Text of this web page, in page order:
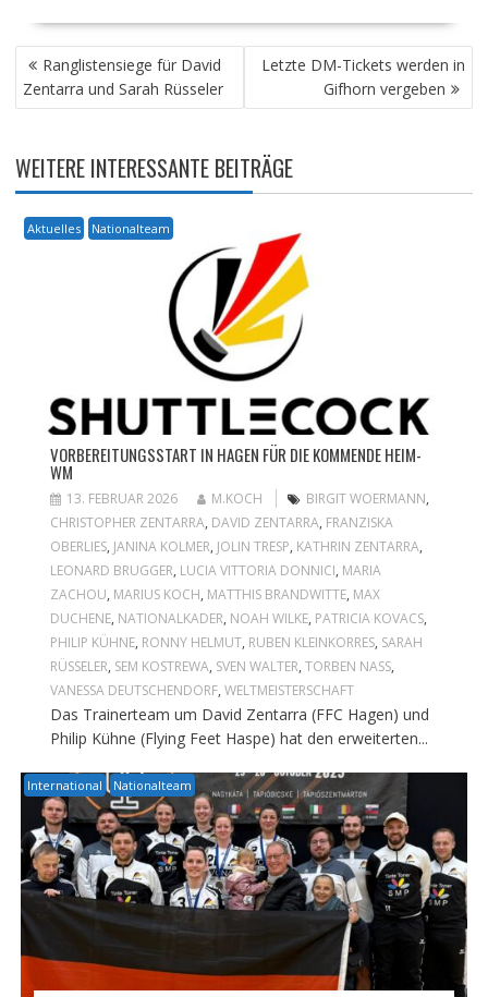
BEITRAGSNAVIGATION
Ranglistensiege für David
Zentarra und Sarah Rüsseler
Letzte DM-Tickets werden in
Gifhorn vergeben
WEITERE INTERESSANTE BEITRÄGE
Aktuelles Nationalteam
VORBEREITUNGSSTART IN HAGEN FÜR DIE KOMMENDE HEIM-
WM
13. FEBRUAR 2026 M.KOCH BIRGIT WOERMANN,
CHRISTOPHER ZENTARRA, DAVID ZENTARRA, FRANZISKA
OBERLIES, JANINA KOLMER, JOLIN TRESP, KATHRIN ZENTARRA,
LEONARD BRUGGER, LUCIA VITTORIA DONNICI, MARIA
ZACHOU, MARIUS KOCH, MATTHIS BRANDWITTE, MAX
DUCHENE, NATIONALKADER, NOAH WILKE, PATRICIA KOVACS,
PHILIP KÜHNE, RONNY HELMUT, RUBEN KLEINKORRES, SARAH
RÜSSELER, SEM KOSTREWA, SVEN WALTER, TORBEN NASS,
VANESSA DEUTSCHENDORF, WELTMEISTERSCHAFT
Das Trainerteam um David Zentarra (FFC Hagen) und
Philip Kühne (Flying Feet Haspe) hat den erweiterten...
International Nationalteam